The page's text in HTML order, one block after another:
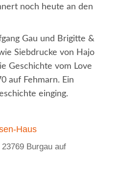
noch heute an den
Gau und Brigitte &
Siebdrucke von Hajo
Geschichte vom Love
auf Fehmarn. Ein
einging.
Haus
Burgau auf